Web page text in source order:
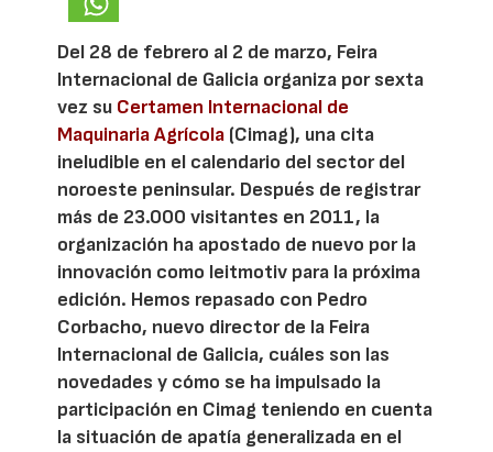
Del 28 de febrero al 2 de marzo, Feira
Internacional de Galicia organiza por sexta
vez su Certamen Internacional de
Maquinaria Agrícola (Cimag), una cita
ineludible en el calendario del sector del
noroeste peninsular. Después de registrar
más de 23.000 visitantes en 2011, la
organización ha apostado de nuevo por la
innovación como leitmotiv para la próxima
edición. Hemos repasado con Pedro
Corbacho, nuevo director de la Feira
Internacional de Galicia, cuáles son las
novedades y cómo se ha impulsado la
participación en Cimag teniendo en cuenta
la situación de apatía generalizada en el